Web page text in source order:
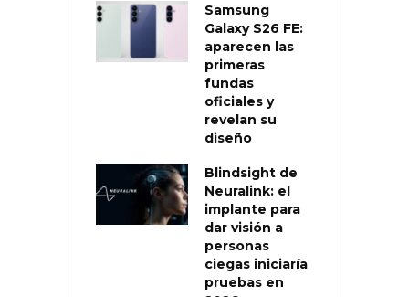
Samsung
Galaxy S26 FE:
aparecen las
primeras
fundas
oficiales y
revelan su
diseño
Blindsight de
Neuralink: el
implante para
dar visión a
personas
ciegas iniciaría
pruebas en